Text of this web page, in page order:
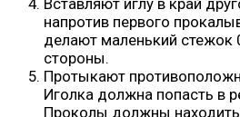
напротив первого
делают маленький стежок
стороны.
Протыкают
Иголка должна попасть в
Проколы должны